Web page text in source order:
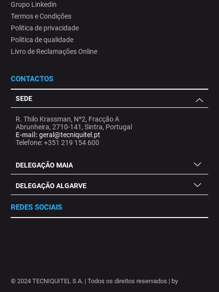
Grupo Linkedin
Termos e Condições
Politica de privacidade
Politica de qualidade
Livro de Reclamações Online
CONTACTOS
SEDE
R. Thilo Krassman, Nº2, Fracção A
Abrunheira, 2710-141, Sintra, Portugal
E-mail: geral@tecniquitel.pt
Telefone: +351 219 154 600
DELEGAÇÃO MAIA
DELEGAÇÃO ALGARVE
REDES SOCIAIS
© 2024 TECNIQUITEL S.A. | Todos os direitos reservados | by